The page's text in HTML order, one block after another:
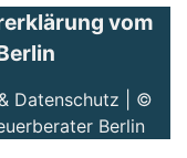
vom
Datenschutz | ©
Berlin